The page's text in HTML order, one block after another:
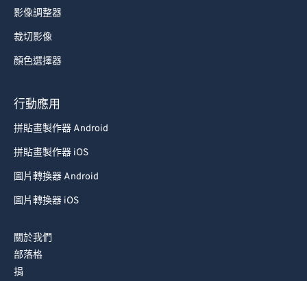
影像調整器
裁切影像
顏色選擇器
行動應用
拼貼畫製作器 Android
拼貼畫製作器 iOS
圖片轉換器 Android
圖片轉換器 iOS
關於我們
部落格
捐